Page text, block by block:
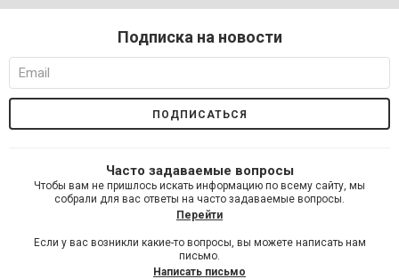
Подписка на новости
Часто задаваемые вопросы
Чтобы вам не пришлось искать информацию по всему сайту, мы
собрали для вас ответы на часто задаваемые вопросы.
Перейти
Если у вас возникли какие-то вопросы, вы можете написать нам
письмо.
Написать письмо